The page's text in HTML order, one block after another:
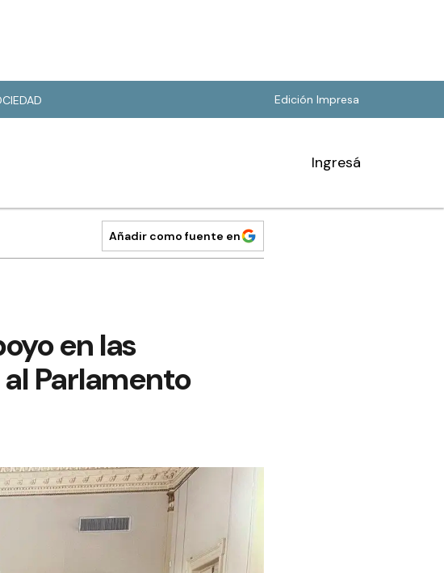
Edición Impresa
Ingresá
Añadir como fuente en
en las
Parlamento